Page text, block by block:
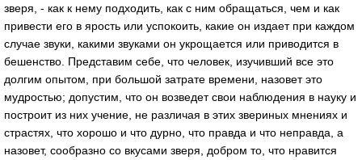
зверя, - как к нему подходить, как с ним обращаться, чем и как
привести его в ярость или успокоить, какие он издает при каждом
случае звуки, какими звуками он укрощается или приводится в
бешенство. Представим себе, что человек, изучивший все это
долгим опытом, при большой затрате времени, назовет это
мудростью; допустим, что он возведет свои наблюдения в науку и
построит из них учение, не различая в этих звериных мнениях и
страстях, что хорошо и что дурно, что правда и что неправда, а
назовет, сообразно со вкусами зверя, добром то, что нравится